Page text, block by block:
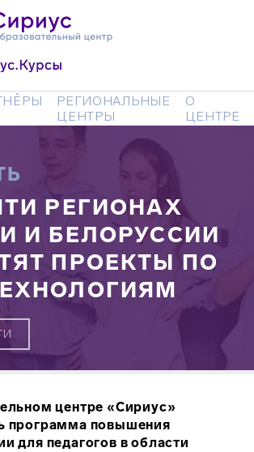
РЕГИОНАЛЬНЫЕ
ЦЕНТРЫ
О
ЦЕНТРЕ
РЕГИОНАХ
И БЕЛОРУССИИ
ПРОЕКТЫ ПО
центре «Сириус»
программа повышения
для педагогов в области